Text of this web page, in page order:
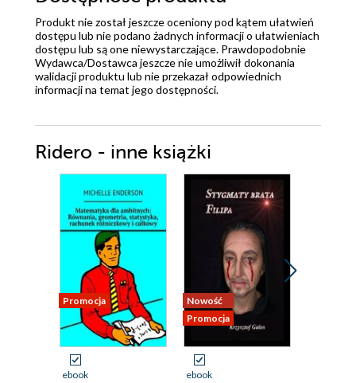
Produkt nie został jeszcze oceniony pod kątem ułatwień
dostępu lub nie podano żadnych informacji o ułatwieniach
dostępu lub są one niewystarczające. Prawdopodobnie
Wydawca/Dostawca jeszcze nie umożliwił dokonania
walidacji produktu lub nie przekazał odpowiednich
informacji na temat jego dostępności.
Ridero - inne książki
Promocja
ebook
Nowość
Promocja
ebook